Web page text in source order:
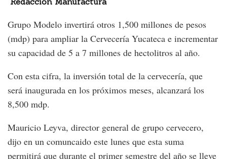
Grupo Modelo invertirá otros 1,500 millones de pesos
(mdp) para ampliar la Cervecería Yucateca e incrementar
su capacidad de 5 a 7 millones de hectolitros al año.
Con esta cifra, la inversión total de la cervecería, que
será inaugurada en los próximos meses, alcanzará los
8,500 mdp.
Mauricio Leyva, director general de grupo cervecero,
dijo en un comuncaido este lunes que esta suma
permitirá que durante el primer semestre del año se lleve